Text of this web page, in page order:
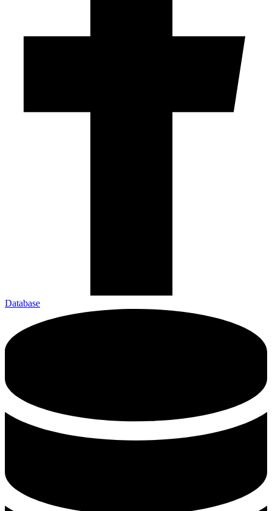
Database